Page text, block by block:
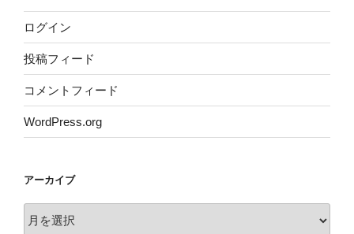
ログイン
投稿フィード
コメントフィード
WordPress.org
アーカイブ
ー